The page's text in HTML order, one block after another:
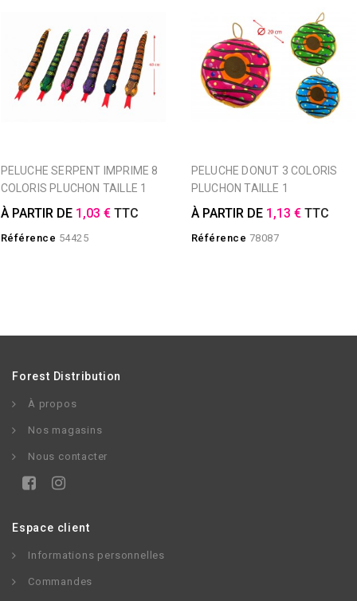
PELUCHE SERPENT IMPRIME 8
COLORIS PLUCHON TAILLE 1
À PARTIR DE 1,03 € TTC
Référence 54425
PELUCHE DONUT 3 COLORIS
PLUCHON TAILLE 1
À PARTIR DE 1,13 € TTC
Référence 78087
Forest Distribution
À propos
Nos magasins
Nous contacter
Espace client
Informations personnelles
Commandes